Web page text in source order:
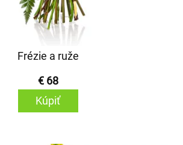
Frézie a ruže
€ 68
Kúpiť